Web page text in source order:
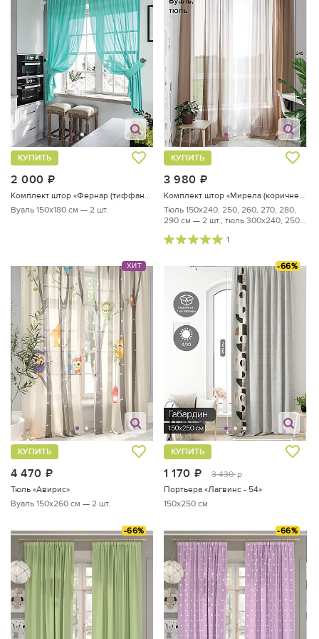
2 000
КУПИТЬ
Комплект штор «Фернар (тиффани)»
Вуаль 150х180 см — 2 шт.
3 980
КУПИТЬ
Комплект штор «Мирела (коричневый) - 240 см»
Тюль 150х240, 250, 260, 270, 280,
290 см — 2 шт., тюль 300х240, 250,
1
ХИТ
4 470
КУПИТЬ
Тюль «Авирис»
Вуаль 150х260 см — 2 шт.
-66%
1 170 руб.
3 430 руб.
КУПИТЬ
Портьера «Лагвинс - 54»
150x250 см
-66% -66%